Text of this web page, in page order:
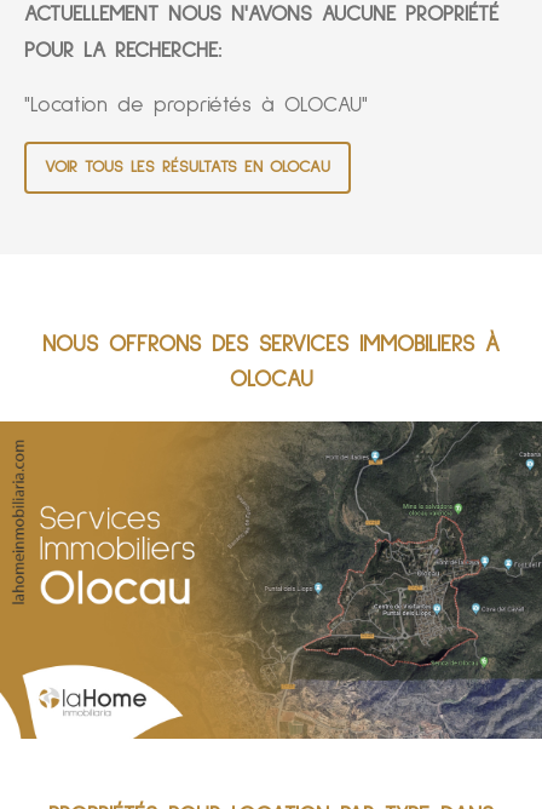
ACTUELLEMENT NOUS N'AVONS AUCUNE PROPRIÉTÉ
POUR LA RECHERCHE:
"Location de propriétés à OLOCAU"
VOIR TOUS LES RÉSULTATS EN OLOCAU
NOUS OFFRONS DES SERVICES IMMOBILIERS À
OLOCAU